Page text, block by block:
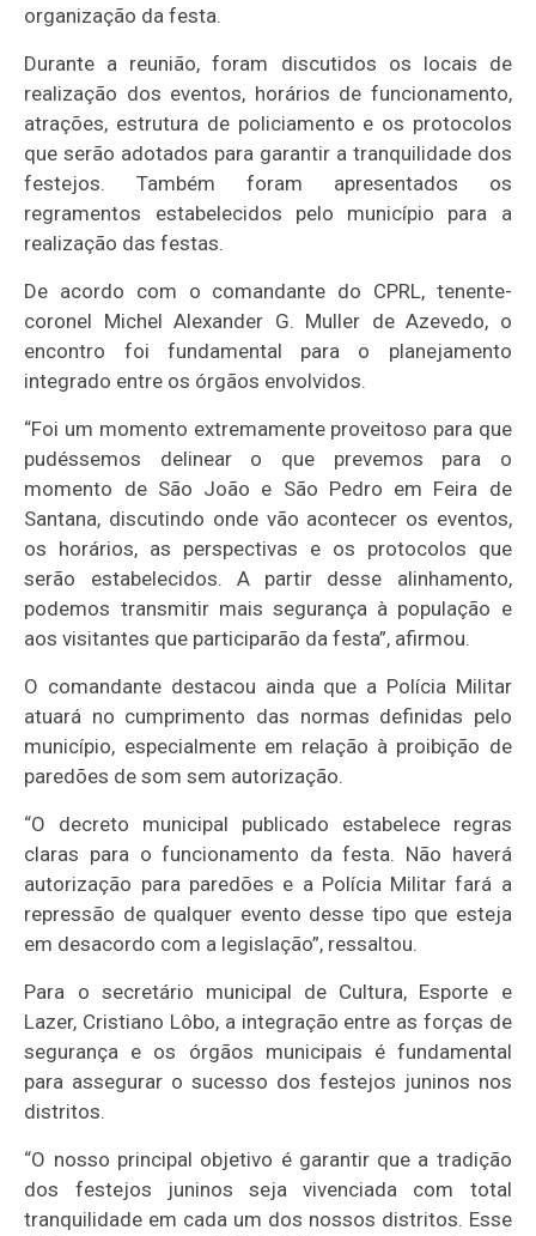
organização da festa.
Durante a reunião, foram discutidos os locais de
realização dos eventos, horários de funcionamento,
atrações, estrutura de policiamento e os protocolos
que serão adotados para garantir a tranquilidade dos
festejos. Também foram apresentados os
regramentos estabelecidos pelo município para a
realização das festas.
De acordo com o comandante do CPRL, tenente-
coronel Michel Alexander G. Muller de Azevedo, o
encontro foi fundamental para o planejamento
integrado entre os órgãos envolvidos.
“Foi um momento extremamente proveitoso para que
pudéssemos delinear o que prevemos para o
momento de São João e São Pedro em Feira de
Santana, discutindo onde vão acontecer os eventos,
os horários, as perspectivas e os protocolos que
serão estabelecidos. A partir desse alinhamento,
podemos transmitir mais segurança à população e
aos visitantes que participarão da festa”, afirmou.
O comandante destacou ainda que a Polícia Militar
atuará no cumprimento das normas definidas pelo
município, especialmente em relação à proibição de
paredões de som sem autorização.
“O decreto municipal publicado estabelece regras
claras para o funcionamento da festa. Não haverá
autorização para paredões e a Polícia Militar fará a
repressão de qualquer evento desse tipo que esteja
em desacordo com a legislação”, ressaltou.
Para o secretário municipal de Cultura, Esporte e
Lazer, Cristiano Lôbo, a integração entre as forças de
segurança e os órgãos municipais é fundamental
para assegurar o sucesso dos festejos juninos nos
distritos.
“O nosso principal objetivo é garantir que a tradição
dos festejos juninos seja vivenciada com total
tranquilidade em cada um dos nossos distritos. Esse